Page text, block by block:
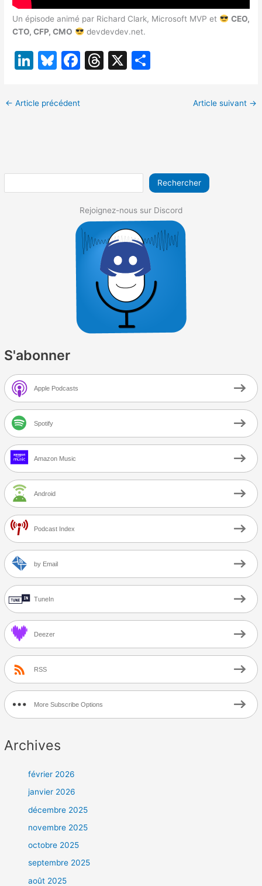
Rechercher
Rejoignez-nous sur Discord
S'abonner
Apple Podcasts
Spotify
Amazon Music
Android
Podcast Index
by Email
TuneIn
Deezer
RSS
More Subscribe Options
Archives
février 2026
janvier 2026
décembre 2025
novembre 2025
octobre 2025
septembre 2025
août 2025
Un épisode animé par Richard Clark, Microsoft MVP et
CEO,
CTO, CFP, CMO
devdevdev.net.
Li
k
Bl
e
F
o
k
T
X
← Article précédent Article suivant →